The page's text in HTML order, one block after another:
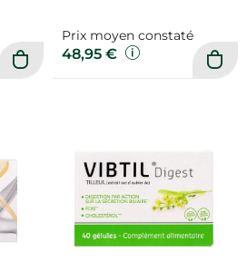
Prix moyen constaté
48,95 €